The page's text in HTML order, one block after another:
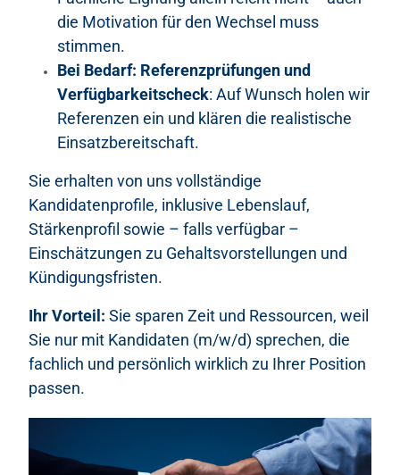
die Motivation für den Wechsel muss
stimmen.
Bei Bedarf: Referenzprüfungen und
Verfügbarkeitscheck: Auf Wunsch holen wir
Referenzen ein und klären die realistische
Einsatzbereitschaft.
Sie erhalten von uns vollständige
Kandidatenprofile, inklusive Lebenslauf,
Stärkenprofil sowie – falls verfügbar –
Einschätzungen zu Gehaltsvorstellungen und
Kündigungsfristen.
Ihr Vorteil: Sie sparen Zeit und Ressourcen, weil
Sie nur mit Kandidaten (m/w/d) sprechen, die
fachlich und persönlich wirklich zu Ihrer Position
passen.